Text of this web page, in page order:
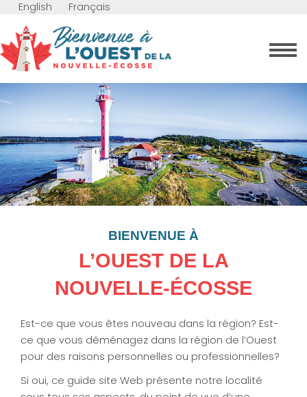
English Français
BIENVENUE À
L’OUEST DE LA
NOUVELLE-ÉCOSSE
Est-ce que vous êtes nouveau dans la région? Est-
ce que vous déménagez dans la région de l’Ouest
pour des raisons personnelles ou professionnelles?
Si oui, ce guide site Web présente notre localité